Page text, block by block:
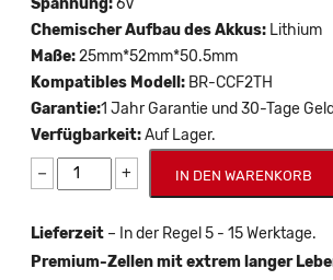
Spannung:6V
Chemischer Aufbau des Akkus: Lithium
Maße:25mm*52mm*50.5mm
Kompatibles Modell: BR-CCF2TH
Garantie:1 Jahr Garantie und 30-Tage
Verfügbarkeit:Auf Lager.
− + IN DEN WARENKORB
Lieferzeit – In der Regel 5 - 15 Werktage.
Premium-Zellen mit extrem langer